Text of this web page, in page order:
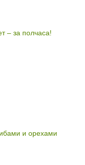
– за полчаса!
и орехами